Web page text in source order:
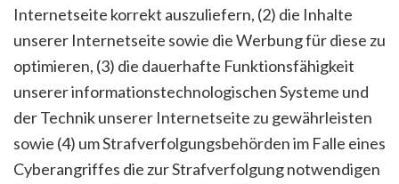
Internetseite korrekt auszuliefern, (2) die Inhalte
unserer Internetseite sowie die Werbung für diese zu
optimieren, (3) die dauerhafte Funktionsfähigkeit
unserer informationstechnologischen Systeme und
der Technik unserer Internetseite zu gewährleisten
sowie (4) um Strafverfolgungsbehörden im Falle eines
Cyberangriffes die zur Strafverfolgung notwendigen